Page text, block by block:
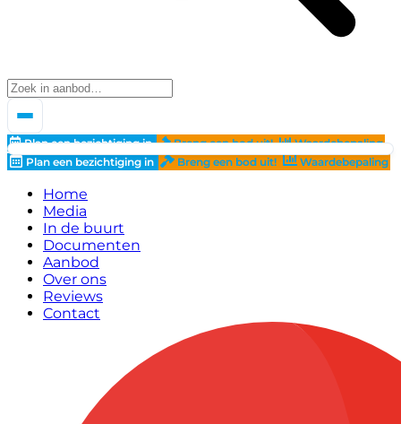
Plan een bezichtiging in Breng een bod uit!
Waardebepaling
Plan een bezichtiging in
Breng een bod uit! Waardebepaling
Home
Media
In de buurt
Documenten
Aanbod
Over ons
Reviews
Contact